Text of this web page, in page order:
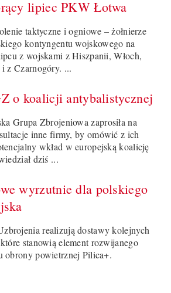
lipiec PKW Łotwa
taktyczne i ogniowe – żołnierze
kontyngentu wojskowego na
z wojskami z Hiszpanii, Włoch,
z Czarnogóry. ...
o koalicji antybalistycznej
Grupa Zbrojeniowa zaprosiła na
inne firmy, by omówić z ich
wkład w europejską koalicję
dziś ...
wyrzutnie dla polskiego
realizują dostawy kolejnych
stanowią element rozwijanego
obrony powietrznej Pilica+.